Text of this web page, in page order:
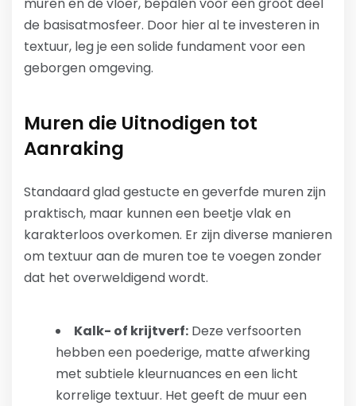
muren en de vloer, bepalen voor een groot deel
de basisatmosfeer. Door hier al te investeren in
textuur, leg je een solide fundament voor een
geborgen omgeving.
Muren die Uitnodigen tot
Aanraking
Standaard glad gestucte en geverfde muren zijn
praktisch, maar kunnen een beetje vlak en
karakterloos overkomen. Er zijn diverse manieren
om textuur aan de muren toe te voegen zonder
dat het overweldigend wordt.
Kalk- of krijtverf: Deze verfsoorten
hebben een poederige, matte afwerking
met subtiele kleurnuances en een licht
korrelige textuur. Het geeft de muur een